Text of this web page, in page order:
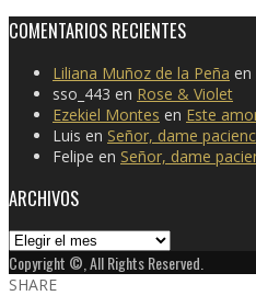
COMENTARIOS RECIENTES
Liliana Muñoz de la Peña en
sso_443 en Rose & Violet
Ezekiel Montes en Este
Luis en Señor, dame
Felipe en Señor, dame
ARCHIVOS
Archivos
Copyright ©, All Rights Reserved.
SHARE